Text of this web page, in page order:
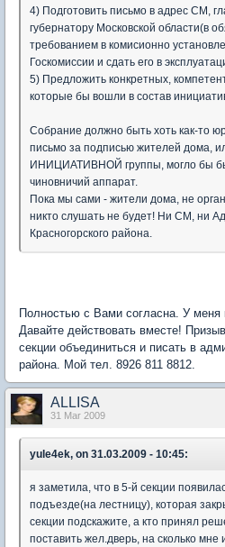
4) Подготовить письмо в адрес СМ,
губернатору Московской области(в
требованием в комисионно
Госкомиссии и сдать его в
5) Предложить конкретных,
которые бы вошли в состав
Собрание должно быть хоть как-то
письмо за подписью жителей дома,
ИНИЦИАТИВНОЙ группы, могло бы
чиновничий аппарат.
Пока мы сами - жители дома, не
никто слушать не будет! Ни СМ, ни
Красногорского района.
Полностью с Вами согласна. У меня
Давайте действовать вместе!
секции объединиться и писать в
района. Мой тел. 8926 811 8812.
ALLISA
31 Mar 2009
yule4ek, on 31.03.2009 - 10:45:
я заметила, что в 5-й секции
подъезде(на лестницу), которая
секции подскажите, а кто принял
поставить жел.дверь, на сколько мне